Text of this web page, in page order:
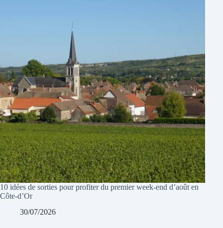
10 idées de sorties pour profiter du premier week-end d’août en
Côte-d’Or
30/07/2026